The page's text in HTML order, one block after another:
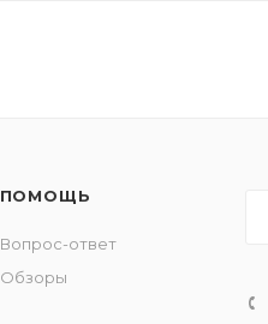
ПОМОЩЬ
Вопрос-ответ
Обзоры